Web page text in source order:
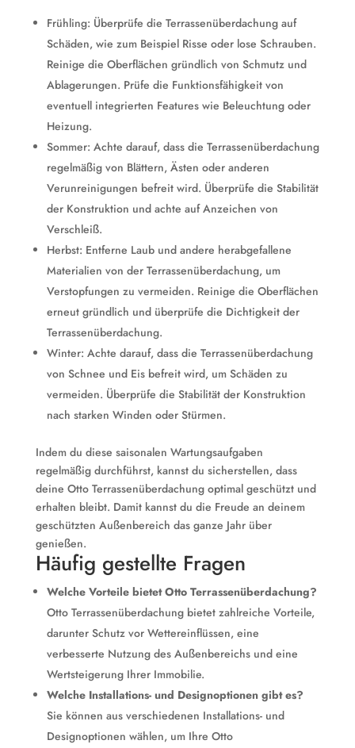
Frühling: Überprüfe die Terrassenüberdachung auf
Schäden, wie zum Beispiel Risse oder lose Schrauben.
Reinige die Oberflächen gründlich von Schmutz und
Ablagerungen. Prüfe die Funktionsfähigkeit von
eventuell integrierten Features wie Beleuchtung oder
Heizung.
Sommer: Achte darauf, dass die Terrassenüberdachung
regelmäßig von Blättern, Ästen oder anderen
Verunreinigungen befreit wird. Überprüfe die Stabilität
der Konstruktion und achte auf Anzeichen von
Verschleiß.
Herbst: Entferne Laub und andere herabgefallene
Materialien von der Terrassenüberdachung, um
Verstopfungen zu vermeiden. Reinige die Oberflächen
erneut gründlich und überprüfe die Dichtigkeit der
Terrassenüberdachung.
Winter: Achte darauf, dass die Terrassenüberdachung
von Schnee und Eis befreit wird, um Schäden zu
vermeiden. Überprüfe die Stabilität der Konstruktion
nach starken Winden oder Stürmen.
Indem du diese saisonalen Wartungsaufgaben
regelmäßig durchführst, kannst du sicherstellen, dass
deine Otto Terrassenüberdachung optimal geschützt und
erhalten bleibt. Damit kannst du die Freude an deinem
geschützten Außenbereich das ganze Jahr über
genießen.
Häufig gestellte Fragen
Welche Vorteile bietet Otto Terrassenüberdachung?
Otto Terrassenüberdachung bietet zahlreiche Vorteile,
darunter Schutz vor Wettereinflüssen, eine
verbesserte Nutzung des Außenbereichs und eine
Wertsteigerung Ihrer Immobilie.
Welche Installations- und Designoptionen gibt es?
Sie können aus verschiedenen Installations- und
Designoptionen wählen, um Ihre Otto